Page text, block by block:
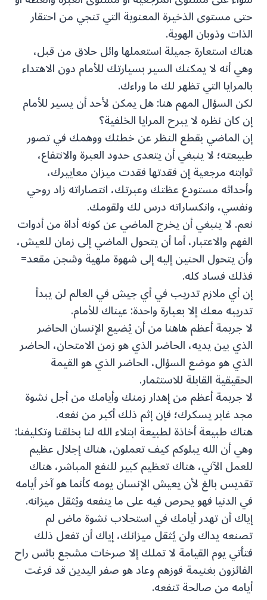
حتى مستوى الذخيرة المعنوية التي تنجي من احتقار
الذات وذوبان الهوية.
هناك استعارة جميلة استعملها وائل حلاق من قبل،
وهي أنه لا يمكنك السير بسيارتك للأمام دون الاهتداء
بالمرايا التي تظهر لك ما وراءك.
لكن السؤال المهم هنا: هل يمكن لأحد أن يسير للأمام
إن كان نظره لا يبرح المرايا الخلفية؟
إن الماضي بقطع النظر عن خطئك ووهمك في تصور
طبيعته؛ لا ينبغي أن يتعدى حدود العبرة والانتفاع،
ثوابته مرجعية إن فقدتها فقدت ميزان معاييرك،
وأحداثه مستودع عظتك وعبرتك، انتصاراته زاد روحي
ونفسي، وانكساراته درس لك ولقومك.
نعم. لا ينبغي أن يخرج الماضي عن كونه أداة من أدوات
الفهم والاعتبار، أما أن يتحول الماضي إلى زمان للعيش،
وأن يتحول الحنين إليه إلى شهوة ملهية وشجن مقعد=
فذلك فساد كله.
إن أي ملازم تدريب في أي جيش في العالم لن يبدأ
تدريبه معك إلا بعبارة واحدة: عيناك للأمام.
لا جريمة أعظم هاهنا من أن يُضيع الإنسان الحاضر
الذي بين يديه، الحاضر الذي هو زمن الامتحان، الحاضر
الذي هو موضع السؤال، الحاضر الذي هو القيمة
الحقيقية القابلة للاستثمار.
لا جريمة أعظم من إهدار زمنك وأيامك من أجل نشوة
مجد غابر يسكرك؛ فإن إثم ذلك أكبر من نفعه.
هناك طبيعة أخاذة لطبيعة ابتلاء الله لنا بخلقنا وتكليفنا:
وهي أن الله يبلوكم كيف تعملون، هناك إجلال عظيم
للعمل الآني، هناك تعظيم كبير للنفع المباشر، هناك
تقديس بالغ لأن يعيش الإنسان يومه كأنما هو آخر أيامه
في الدنيا فهو يحرص فيه على ما ينفعه ويُثقل ميزانه.
إياك أن تهدر أيامك في استحلاب نشوة ماض لم
تصنعه يداك ولن يُثقل ميزانك، إياك أن تفعل ذلك
فتأتي يوم القيامة لا تملك إلا صرخات مشجع بائس راح
الفائزون بغنيمة فوزهم وعاد هو صفر اليدين قد فرغت
أيامه من صالحة تنفعه.